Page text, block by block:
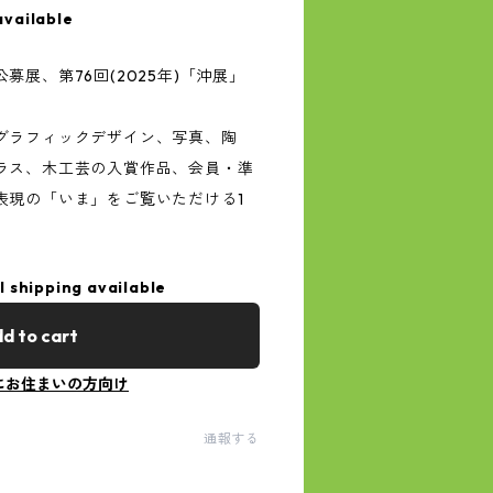
募展、第76回(2025年)「沖展」
ラフィックデザイン、写真、陶
ス、木工芸の入賞作品、会員・準
の「いま」をご覧いただける1
shipping available
to cart
お住まいの方向け
通報する